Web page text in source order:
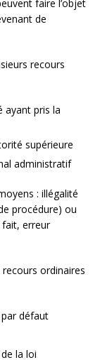
faire l’objet
de
recours
ayant pris la
supérieure
administratif
: illégalité
procédure) ou
erreur
ordinaires
défaut
la loi